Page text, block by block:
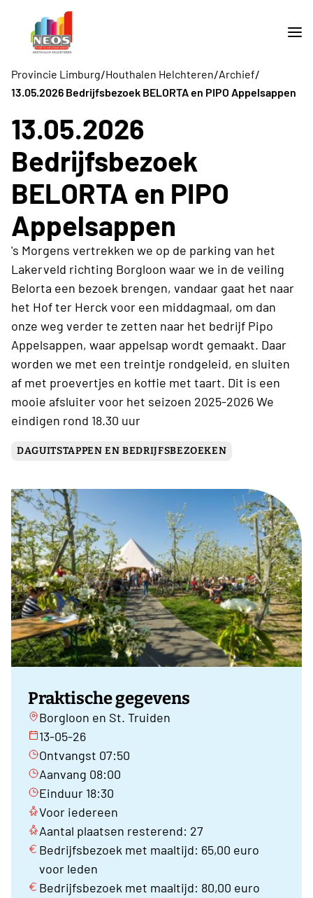
Provincie Limburg/Houthalen Helchteren/Archief/
13.05.2026 Bedrijfsbezoek BELORTA en PIPO Appelsappen
13.05.2026
Bedrijfsbezoek
BELORTA en PIPO
Appelsappen
's Morgens vertrekken we op de parking van het
Lakerveld richting Borgloon waar we in de veiling
Belorta een bezoek brengen, vandaar gaat het naar
het Hof ter Herck voor een middagmaal, om dan
onze weg verder te zetten naar het bedrijf Pipo
Appelsappen, waar appelsap wordt gemaakt. Daar
worden we met een treintje rondgeleid, en sluiten
af met proevertjes en koffie met taart. Dit is een
mooie afsluiter voor het seizoen 2025-2026 We
eindigen rond 18.30 uur
DAGUITSTAPPEN EN BEDRIJFSBEZOEKEN
Praktische gegevens
Borgloon en St. Truiden
13-05-26
Ontvangst 07:50
Aanvang 08:00
Einduur 18:30
Voor iedereen
Aantal plaatsen resterend: 27
Bedrijfsbezoek met maaltijd: 65,00 euro
voor leden
Bedrijfsbezoek met maaltijd: 80,00 euro